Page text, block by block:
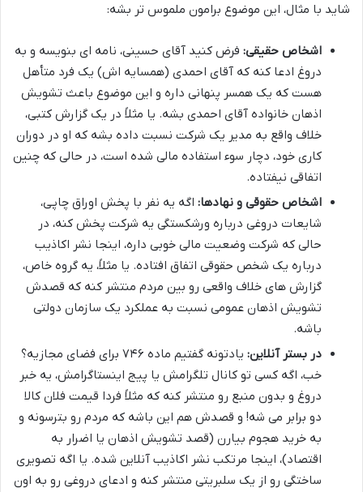
شاید با مثال، این موضوع برامون ملموس تر بشه:
اشخاص حقیقی: فرض کنید آقای حسینی، نامه ای بنویسه و به
دروغ ادعا کنه که آقای احمدی (همسایه اش) یک فرد متأهل
هست که یک همسر پنهانی داره و این موضوع باعث تشویش
اذهان خانواده آقای احمدی بشه. یا مثلاً در یک گزارش کتبی،
خلاف واقع به مدیر یک شرکت نسبت داده بشه که او در دوران
کاری خود، دچار سوء استفاده مالی شده است، در حالی که چنین
اتفاقی نیفتاده.
اشخاص حقوقی و نهادها: اگه یه نفر با پخش اوراق چاپی،
شایعات دروغی درباره ورشکستگی یه شرکت پخش کنه، در
حالی که شرکت وضعیت مالی خوبی داره، اینجا نشر اکاذیب
درباره یک شخص حقوقی اتفاق افتاده. یا مثلاً، یه گروه خاص،
گزارش های خلاف واقعی رو بین مردم منتشر کنه که قصدش
تشویش اذهان عمومی نسبت به عملکرد یک سازمان دولتی
باشه.
در بستر آنلاین:
یادتونه گفتیم ماده ۷۴۶ برای فضای مجازیه؟
خب، اگه کسی تو کانال تلگرامش یا پیج اینستاگرامش، یه خبر
دروغ و بدون منبع رو منتشر کنه که مثلاً فردا قیمت فلان کالا
دو برابر می شه! و قصدش هم این باشه که مردم رو بترسونه و
به خرید هجوم بیارن (قصد تشویش اذهان یا اضرار به
اقتصاد)، اینجا مرتکب نشر اکاذیب آنلاین شده. یا اگه تصویری
ساختگی رو از یک سلبریتی منتشر کنه و ادعای دروغی رو به اون